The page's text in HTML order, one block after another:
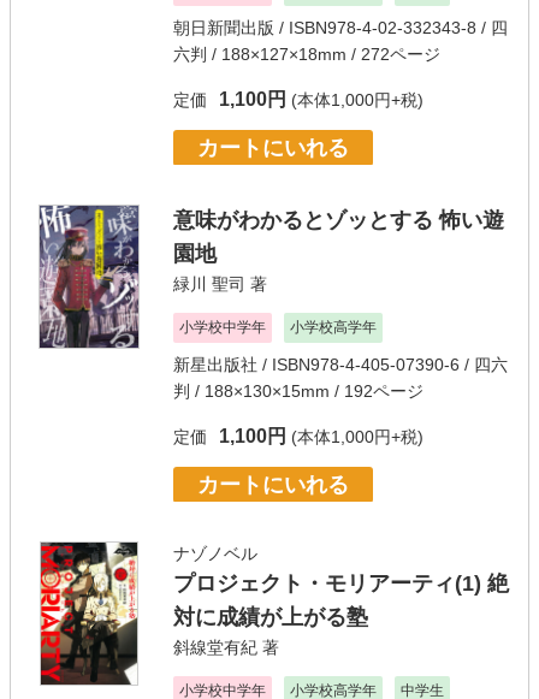
朝日新聞出版 / ISBN978-4-02-332343-8 / 四
六判 / 188×127×18mm / 272ページ
定価 1,100円 (本体1,000円+税)
カートにいれる
意味がわかるとゾッとする 怖い遊
園地
緑川 聖司 著
小学校中学年 小学校高学年
新星出版社 / ISBN978-4-405-07390-6 / 四六
判 / 188×130×15mm / 192ページ
定価 1,100円 (本体1,000円+税)
カートにいれる
ナゾノベル
プロジェクト・モリアーティ(1) 絶
対に成績が上がる塾
斜線堂有紀 著
小学校中学年 小学校高学年 中学生